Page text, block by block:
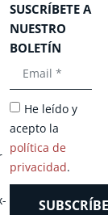
SUSCRÍBETE A
NUESTRO
BOLETÍN
He leído y
acepto la
política de
privacidad.